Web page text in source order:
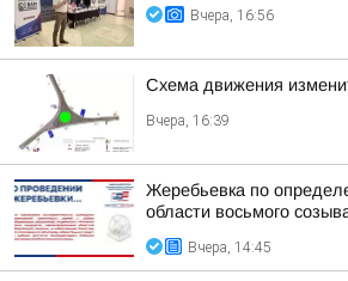
Вчера, 16:56
Схема движения
Вчера, 16:39
Жеребьевка по
области восьмого
Вчера, 14:45